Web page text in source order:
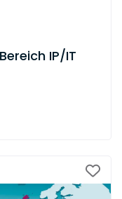
IP/IT